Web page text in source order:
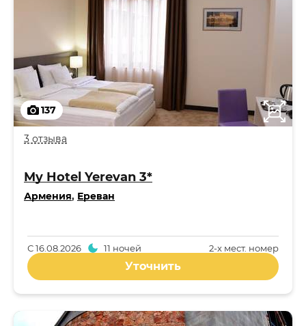
137
3 отзыва
My Hotel Yerevan 3*
Армения, Ереван
2-x мест. номер
С16.08.2026 11 ночей
Уточнить